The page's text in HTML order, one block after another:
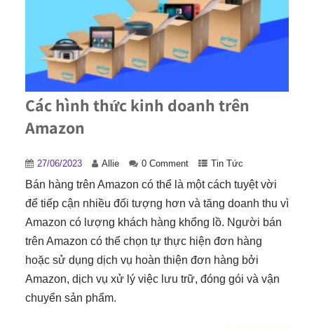
Các hình thức kinh doanh trên
Amazon
27/06/2023 Allie 0 Comment Tin Tức
Bán hàng trên Amazon có thể là một cách tuyệt vời
để tiếp cận nhiều đối tượng hơn và tăng doanh thu vì
Amazon có lượng khách hàng khổng lồ. Người bán
trên Amazon có thể chọn tự thực hiện đơn hàng
hoặc sử dụng dịch vụ hoàn thiện đơn hàng bởi
Amazon, dịch vụ xử lý việc lưu trữ, đóng gói và vận
chuyển sản phẩm.